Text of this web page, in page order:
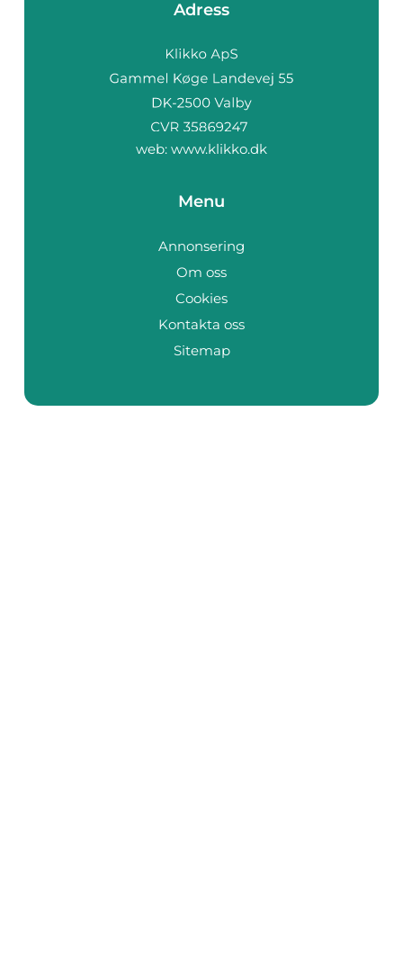
Adress
web: www.klikko.dk
Menu
Annonsering
Om oss
Cookies
Kontakta oss
Sitemap